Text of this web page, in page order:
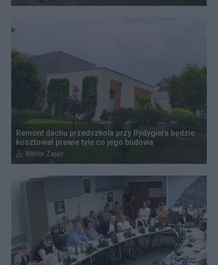
Remont dachu przedszkola przy Rydygiera będzie
kosztował prawie tyle co jego budowa
Autor artykułu:
Wiktor Zając